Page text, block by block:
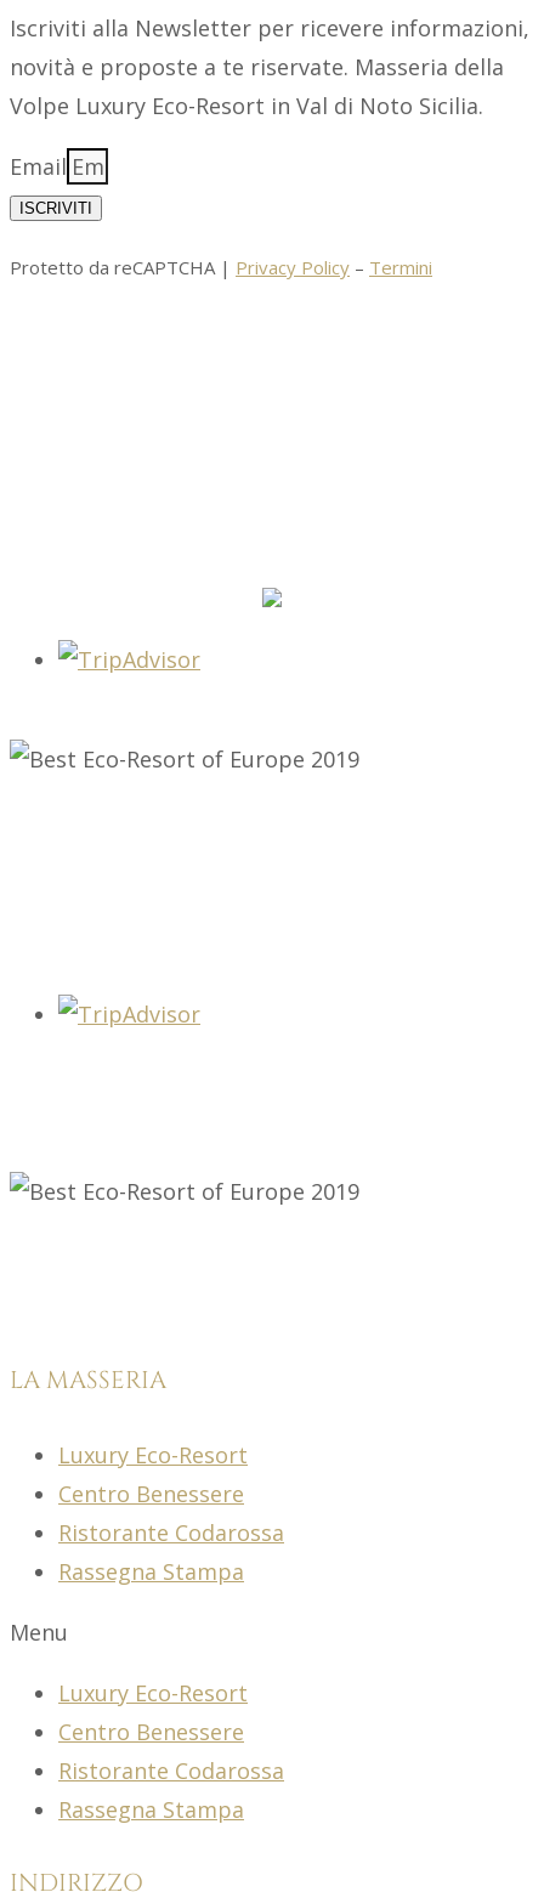
Iscriviti alla Newsletter per ricevere informazioni,
novità e proposte a te riservate. Masseria della
Volpe Luxury Eco-Resort in Val di Noto Sicilia.
Email
ISCRIVITI
Protetto da reCAPTCHA | Privacy Policy – Termini
LA MASSERIA
Luxury Eco-Resort
Centro Benessere
Ristorante Codarossa
Rassegna Stampa
Menu
Luxury Eco-Resort
Centro Benessere
Ristorante Codarossa
Rassegna Stampa
INDIRIZZO